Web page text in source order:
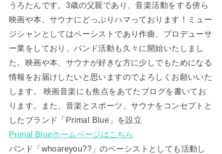
うろたんです。3歳の父親であり、音楽活動をする傍ら
映画や本、サウナにどっぷりハマっております！ミュー
ジシャンとしてはベーシストであり作曲、プロデューサ
ー業をしており、バンド活動も久々に開始いたしまし
た。映画や本、サウナが好きな方に少しでもためになる
情報をお届けしたいと思いますのでよろしくお願いいた
します。 映画音楽にも焦点をあてたブログを書いてお
ります。また、音楽とスポーツ、サウナをコンセプトと
したブランド「Primal Blue」を設立
Primal Blueホームページはこちら
バンド「whoareyou??」のベーシストとしても活動し